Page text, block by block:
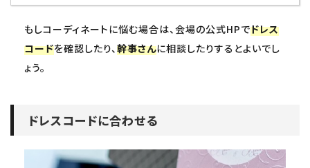
もしコーディネートに悩む場合は、会場の公式HPでドレス
コードを確認したり、幹事さんに相談したりするとよいでし
ょう。
ドレスコードに合わせる